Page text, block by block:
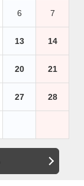
6 7
13 14
20 21
27 28